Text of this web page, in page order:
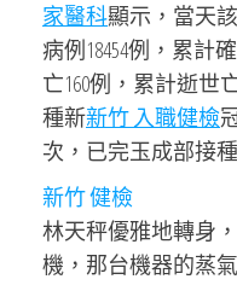
家醫科顯示，當天該
病例18454例，累計
亡160例，累計逝世
種新新竹 入職健檢
次，已完玉成部接
新竹 健檢
林天秤優雅地轉身
機，那台機器的蒸